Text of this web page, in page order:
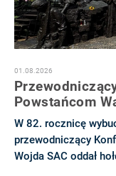
01.08.2026
Powstańcom
W 82. rocznicę
przewodniczący
Wojda SAC oddał